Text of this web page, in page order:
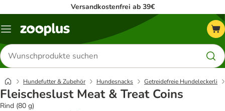
Versandkostenfrei ab 39€
Menü
Produkte
suchen
Hundefutter & Zubehör Hundesnacks Getreidefreie Hundeleckerli
Fleischeslust Meat & Treat Coins
Rind (80 g)